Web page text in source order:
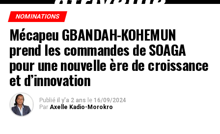
NOMINATIONS
Mécapeu GBANDAH-KOHEMUN
prend les commandes de SOAGA
pour une nouvelle ère de croissance
et d’innovation
Publié il y'a 2 ans le 16/09/2024
Par Axelle Kadio-Morokro